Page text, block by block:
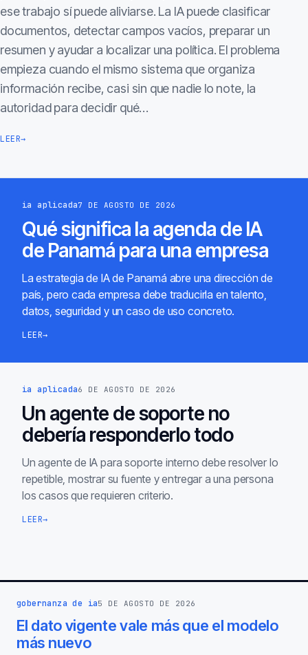
ese trabajo sí puede aliviarse. La IA puede clasificar
documentos, detectar campos vacíos, preparar un
resumen y ayudar a localizar una política. El problema
empieza cuando el mismo sistema que organiza
información recibe, casi sin que nadie lo note, la
autoridad para decidir qué…
LEER→
ia aplicada7 DE AGOSTO DE 2026
Qué significa la agenda de IA
de Panamá para una empresa
La estrategia de IA de Panamá abre una dirección de
país, pero cada empresa debe traducirla en talento,
datos, seguridad y un caso de uso concreto.
LEER→
ia aplicada6 DE AGOSTO DE 2026
Un agente de soporte no
debería responderlo todo
Un agente de IA para soporte interno debe resolver lo
repetible, mostrar su fuente y entregar a una persona
los casos que requieren criterio.
LEER→
gobernanza de ia5 DE AGOSTO DE 2026
El dato vigente vale más que el modelo
más nuevo